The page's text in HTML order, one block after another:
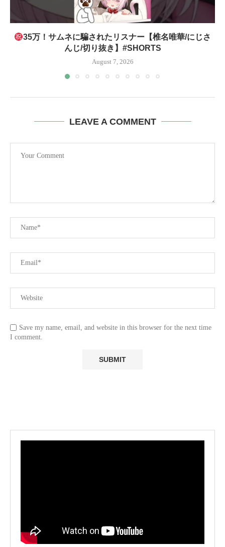
35万！サムネに騙されたリスナー【椎名唯華/にじさ
んじ/切り抜き】#SHORTS
August 7, 2026
LEAVE A COMMENT
Save my name, email, and website in this browser for the next time
I comment.